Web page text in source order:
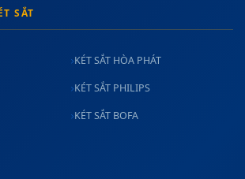
SẮT
KÉT SẮT HÒA PHÁT
KÉT SẮT PHILIPS
KÉT SẮT BOFA